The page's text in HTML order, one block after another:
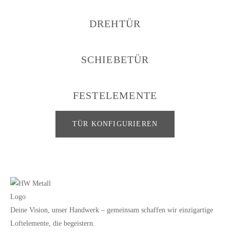
DREHTÜR
SCHIEBETÜR
FESTELEMENTE
TÜR KONFIGURIEREN
Deine Vision, unser Handwerk – gemeinsam schaffen wir einzigartige
Loftelemente, die begeistern.